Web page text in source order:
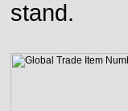
stand.